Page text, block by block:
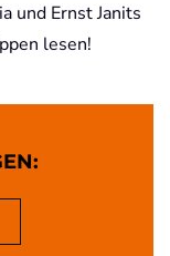
und Ernst Janits
lesen!